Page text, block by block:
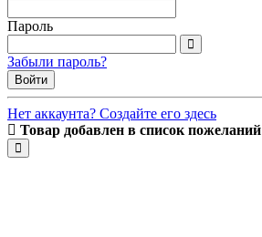
Пароль
Забыли пароль?
Войти
Нет аккаунта? Создайте его здесь
Товар добавлен в список пожеланий